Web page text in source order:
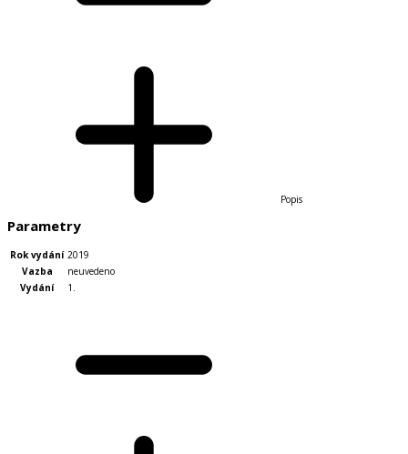
Popis
Parametry
Rok vydání 2019
Vazba
neuvedeno
Vydání
1.